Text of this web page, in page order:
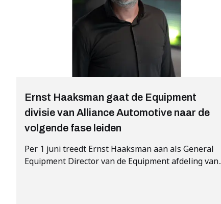
Ernst Haaksman gaat de Equipment
divisie van Alliance Automotive naar de
volgende fase leiden
Per 1 juni treedt Ernst Haaksman aan als General
Equipment Director van de Equipment afdeling van